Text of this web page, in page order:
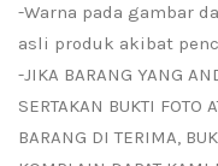
-Warna pada gambar
asli produk akibat
-JIKA BARANG YANG
SERTAKAN BUKTI FOTO
BARANG DI TERIMA,